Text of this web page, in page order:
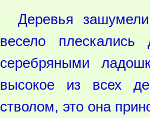
Деревья
весело
серебряными
высокое из всех
стволом, это она